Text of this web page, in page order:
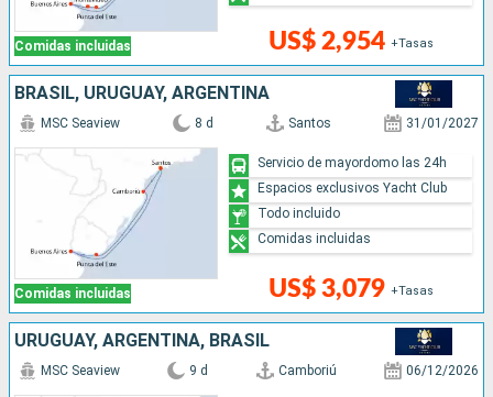
Comidas incluidas US$ 2,954 +Tasas
BRASIL, URUGUAY, ARGENTINA
Comidas incluidas
MSC Seaview 8 d Santos 31/01/2027
US$ 3,079 +Tasas
Servicio de mayordomo las 24h
Espacios exclusivos Yacht Club
Todo incluido
Comidas incluidas
URUGUAY, ARGENTINA, BRASIL
MSC Seaview 9 d Camboriú 06/12/2026